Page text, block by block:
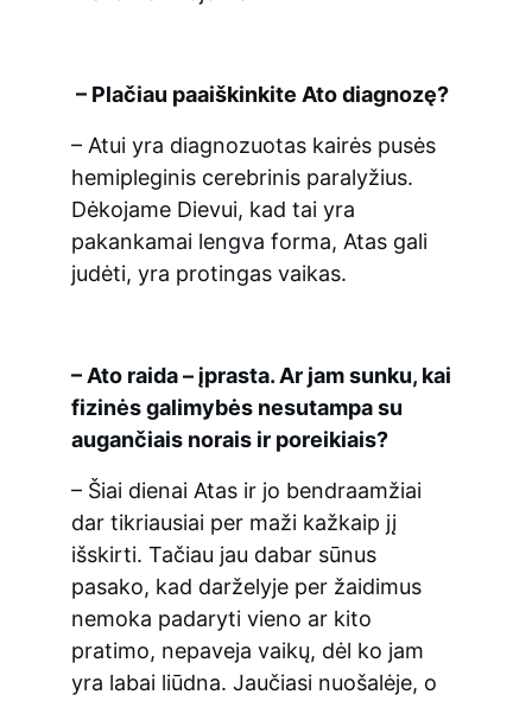
– Plačiau paaiškinkite Ato diagnozę?
– Atui yra diagnozuotas kairės pusės
hemipleginis cerebrinis paralyžius.
Dėkojame Dievui, kad tai yra
pakankamai lengva forma, Atas gali
judėti, yra protingas vaikas.
– Ato raida – įprasta. Ar jam sunku, kai
fizinės galimybės nesutampa su
augančiais norais ir poreikiais?
– Šiai dienai Atas ir jo bendraamžiai
dar tikriausiai per maži kažkaip jį
išskirti. Tačiau jau dabar sūnus
pasako, kad darželyje per žaidimus
nemoka padaryti vieno ar kito
pratimo, nepaveja vaikų, dėl ko jam
yra labai liūdna. Jaučiasi nuošalėje, o